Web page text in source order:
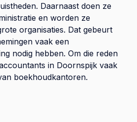
Daarnaast doen ze
en worden ze
organisaties. Dat gebeurt
vaak een
nodig hebben. Om die reden
in Doornspijk vaak
boekhoudkantoren.